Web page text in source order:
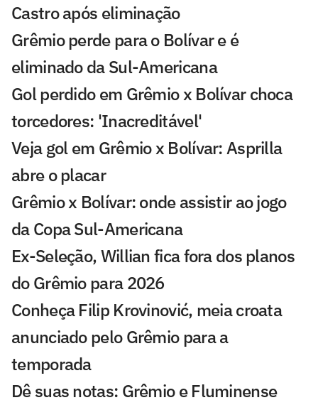
Castro após eliminação
Grêmio perde para o Bolívar e é
eliminado da Sul-Americana
Gol perdido em Grêmio x Bolívar choca
torcedores: 'Inacreditável'
Veja gol em Grêmio x Bolívar: Asprilla
abre o placar
Grêmio x Bolívar: onde assistir ao jogo
da Copa Sul-Americana
Ex-Seleção, Willian fica fora dos planos
do Grêmio para 2026
Conheça Filip Krovinović, meia croata
anunciado pelo Grêmio para a
temporada
Dê suas notas: Grêmio e Fluminense